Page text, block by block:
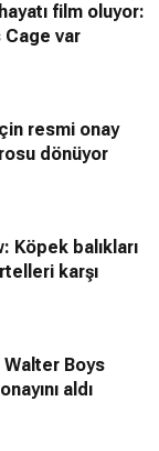
film oluyor:
var
resmi onay
dönüyor
Köpek balıkları
karşı
Boys
aldı